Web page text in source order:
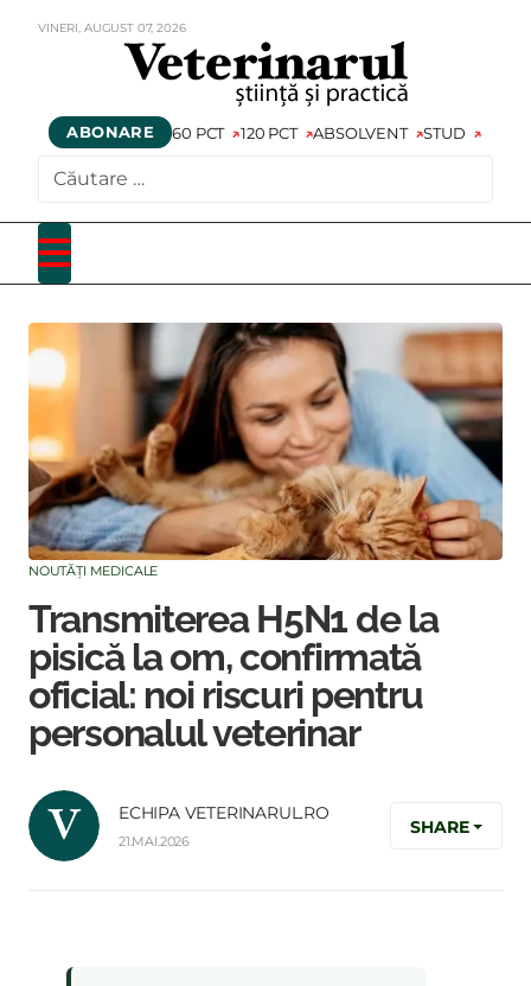
VINERI, AUGUST 07,2026
ABONARE 60 PCT 120 PCT ABSOLVENT STUD
NOUTĂȚI MEDICALE
Transmiterea H5N1 de la
pisică la om, confirmată
oficial: noi riscuri pentru
personalul veterinar
ECHIPA VETERINARUL.RO
21.MAI.2026
SHARE